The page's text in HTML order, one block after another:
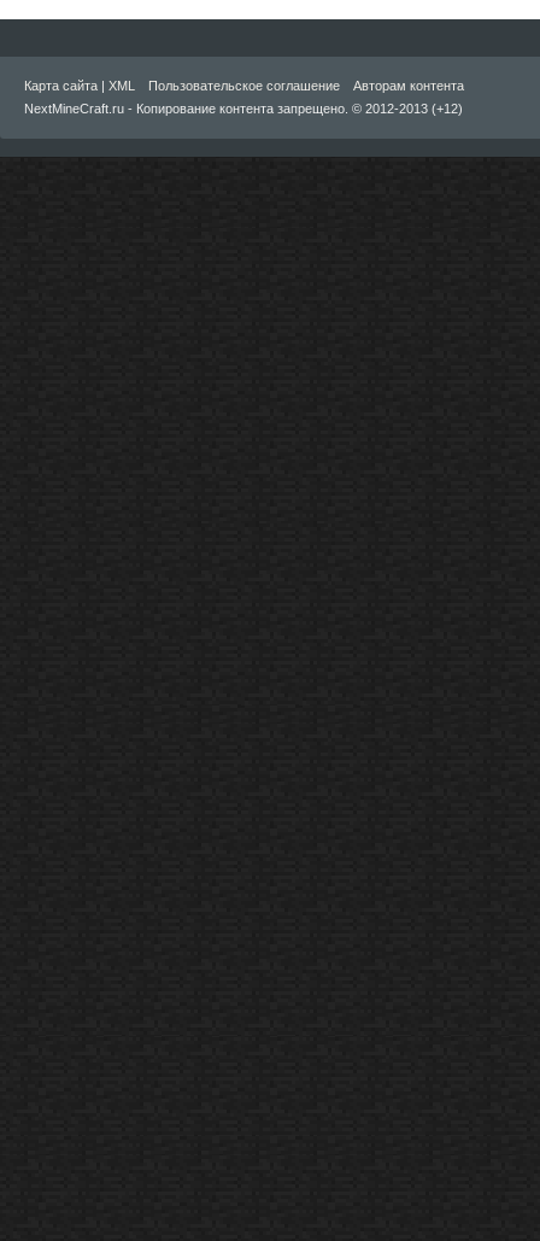
Карта сайта | XML Пользовательское соглашение
Авторам контента
NextMineCraft.ru - Копирование контента запрещено. © 2012-2013 (+12)